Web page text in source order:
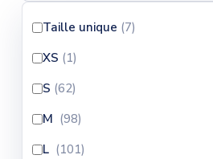
Taille unique (7)
XS (1)
S (62)
M (98)
L (101)